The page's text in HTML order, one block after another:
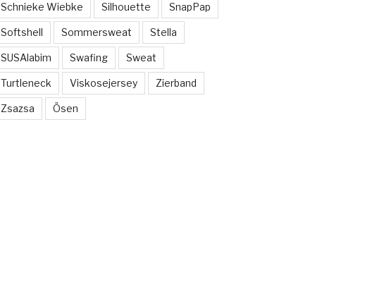
Schnieke Wiebke Silhouette SnapPap
Softshell Sommersweat Stella
SUSAlabim Swafing Sweat
Turtleneck Viskosejersey Zierband
Zsazsa Ösen